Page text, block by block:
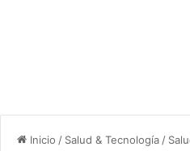
Inicio / Salud & Tecnología /